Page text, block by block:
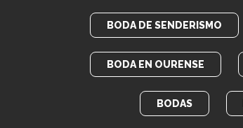
BODA DE SENDERISMO
BODA EN OURENSE
BODAS